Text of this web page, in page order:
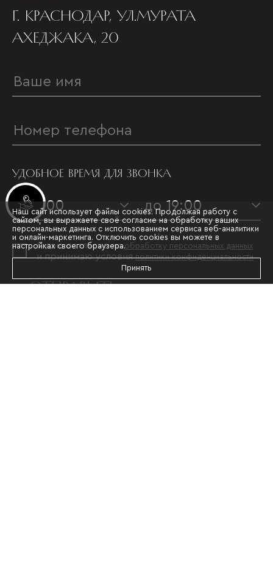
Инвестиционные лоты
Г. КРАСНОДАР, УЛ.МУРАТА
АХЕДЖАКА, 20
УДОБНОЕ ВРЕМЯ ДЛЯ ЗВОНКА
с 09:00 до 19:00
Я даю согласие наобработку персональных данных
и принимаю условияполитики конфиденциальности
ОТПРАВИТЬ
Наш сайт использует файлы cookies. Продолжая работу с
сайтом, вы выражаете своё согласие на обработку ваших
персональных данных с использованием сервиса веб-аналитики
и онлайн-маркетинга. Отключить cookies вы можете в
настройках своего браузера.
Принять